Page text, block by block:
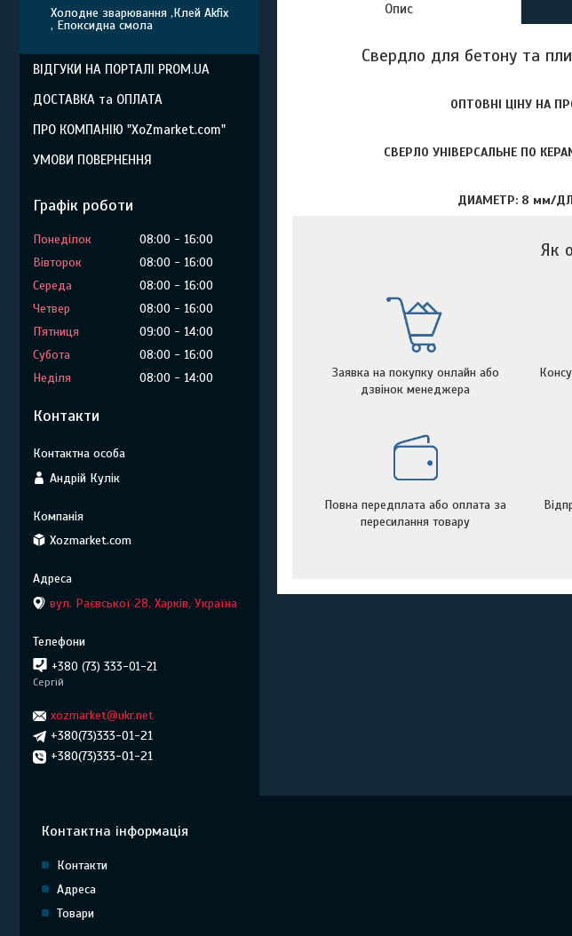
Опис
Свердло для бетону та
ОПТОВНІ ЦІНУ НА
СВЕРЛО УНІВЕРСАЛЬНЕ ПО
ДИАМЕТР: 8 мм/
Як
Заявка на покупку онлайн або
дзвінок менеджера
Повна передплата або оплата за
пересилання товару
Холодне зварювання ,Клей Akfix
, Епоксидна смола
ВІДГУКИ НА ПОРТАЛІ PROM.UA
ДОСТАВКА та ОПЛАТА
ПРО КОМПАНІЮ "XoZmarket.com"
УМОВИ ПОВЕРНЕННЯ
Графік роботи
Понеділок 08:00
16:00
Вівторок
08:00
16:00
Середа
08:00
16:00
Четвер
08:00
16:00
Пʼятниця
09:00
14:00
Субота
08:00
16:00
Неділя
08:00 14:00
Контакти
Андрій Кулік
Xozmarket.com
вул. Раєвської 28, Харків, Україна
+380 (73) 333-01-21
Сергій
xozmarket@ukr.net
+380(73)333-01-21
+380(73)333-01-21
Контактна інформація
Контакти
Адреса
Товари